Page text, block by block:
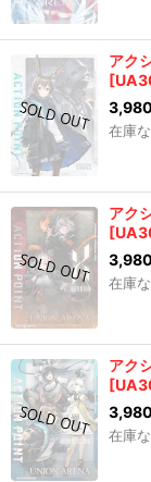
アク
[
3,980
在庫
アク
[
3,980
在庫
アク
[
3,980
在庫